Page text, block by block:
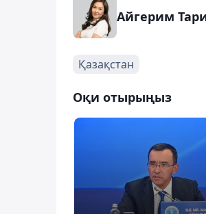
Айгерим
Қазақстан
Оқи отырыңыз